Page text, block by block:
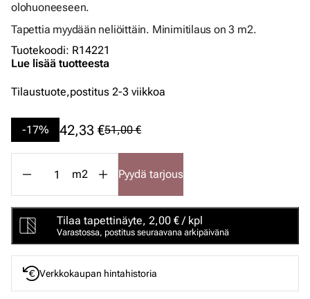
olohuoneeseen.
Tapettia myydään neliöittäin. Minimitilaus on 3 m2.
Tuotekoodi: R14221
Lue lisää tuotteesta
Tilaustuote,postitus 2-3 viikkoa
-17% 42,33 €51,00 €
m2 Pyydä tarjous
Tilaa tapettinäyte, 2,00 € / kpl
Varastossa, postitus seuraavana arkipäivänä
Verkkokaupan hintahistoria